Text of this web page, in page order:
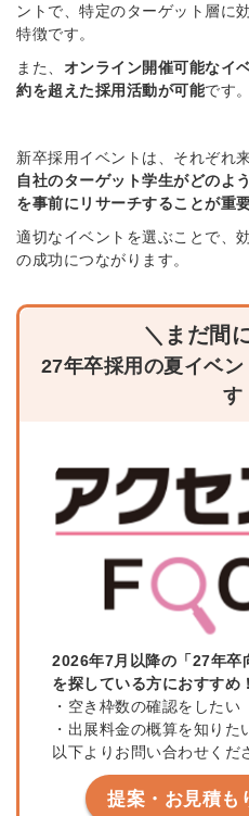
ントで、特定のターゲット層に
特徴です。
また、 オンライン開催可能なイ
約を超えた採用活動が可能です。
新卒採用イベントは、それぞれ
自社のターゲット学生がどのよ
を事前にリサーチすることが重
適切なイベントを選ぶことで、
の成功につながります。
＼まだ間
27年卒採用の夏イベ
す
2026年7月以降の「27年卒
を探している方におすすめ！
・空き枠数の確認をしたい
・出展料金の概算を知りた
以下よりお問い合わせくだ
提案・お見積も